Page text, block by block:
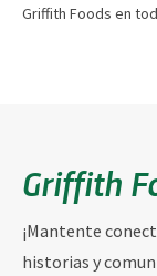
Griffith Foods en
Griffith
¡Mantente
historias y